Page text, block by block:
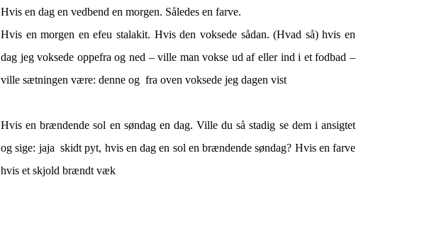
Hvis en dag en vedbend en morgen. Således en farve.
Hvis en morgen en efeu stalakit. Hvis den voksede sådan. (Hvad så) hvis en
dag jeg voksede oppefra og ned – ville man vokse ud af eller ind i et fodbad –
ville sætningen være: denne og fra oven voksede jeg dagen vist
Hvis en brændende sol en søndag en dag. Ville du så stadig se dem i ansigtet
og sige: jaja skidt pyt, hvis en dag en sol en brændende søndag? Hvis en farve
hvis et skjold brændt væk